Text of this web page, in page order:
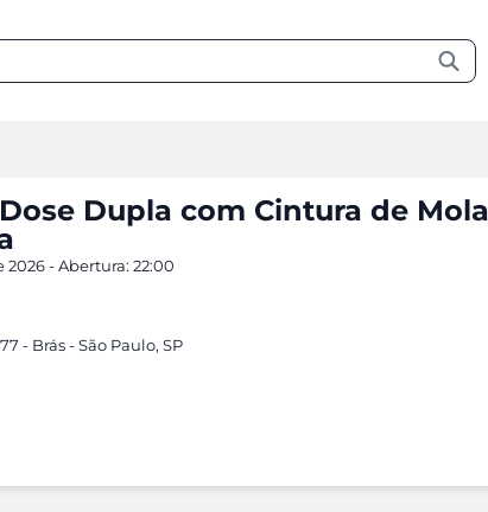
Dupla com Cintura de
2026 - Abertura: 22:00
- Brás - São Paulo, SP